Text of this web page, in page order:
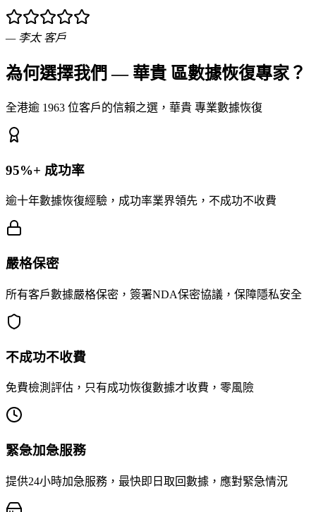
— 李太客戶
為何選擇我們 — 華貴 區數據恢復專家？
全港逾 1963 位客戶的信賴之選，華貴 專業數據恢復
95%+ 成功率
逾十年數據恢復經驗，成功率業界領先，不成功不收費
嚴格保密
所有客戶數據嚴格保密，簽署NDA保密協議，保障隱私安全
不成功不收費
免費檢測評估，只有成功恢復數據才收費，零風險
緊急加急服務
提供24小時加急服務，最快即日取回數據，應對緊急情況